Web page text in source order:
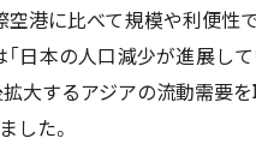
港に比べて規模や利便性
日本の人口減少が進展
大するアジアの流動需要
した。